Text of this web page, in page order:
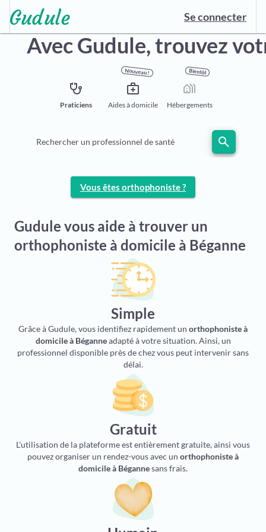
Se connecter
Avec Gudule, trouvez
stethoscope
Praticiens
Nouveau !
medical_services
Aides à domicile
Bientôt
holiday_village
Hébergements
Rechercher un professionnel de santé search
Vous êtes orthophoniste ?
Gudule vous aide à trouver un
orthophoniste à domicile à Béganne
Simple
Grâce à Gudule, vous identifiez rapidement un orthophoniste à
domicile à Béganneadapté à votre situation. Ainsi, un
professionnel disponible près de chez vous peut intervenir sans
délai.
Gratuit
L'utilisation de la plateforme est entièrement gratuite, ainsi vous
pouvez organiser un rendez-vous avec un orthophoniste à
domicile à Bégannesans frais.